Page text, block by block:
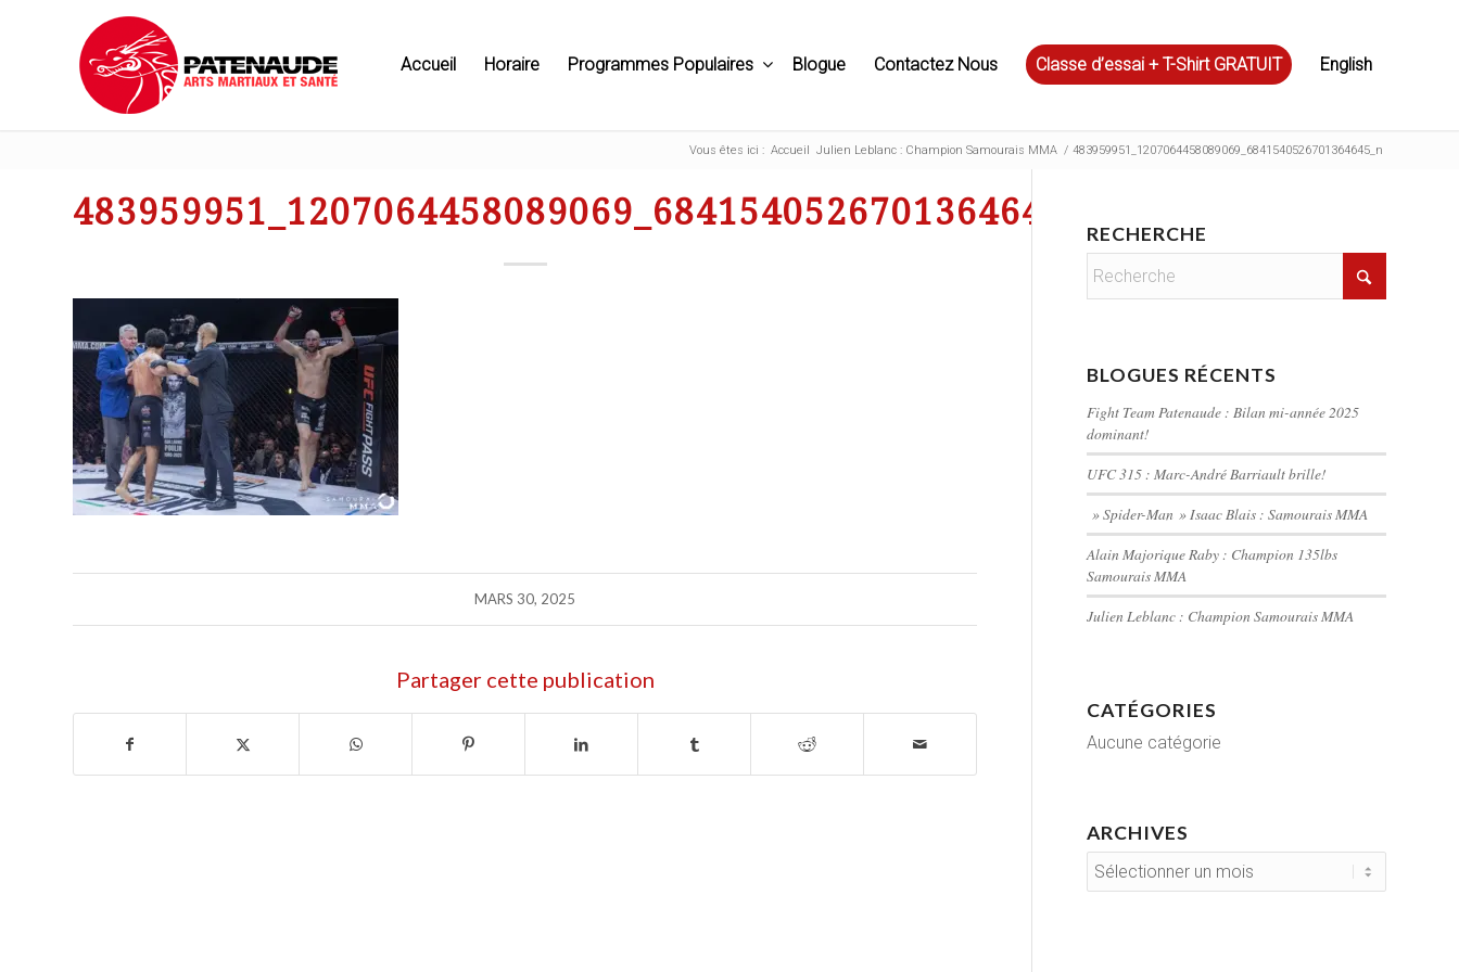
Accueil Horaire Programmes Populaires Blogue Contactez Nous Classe d’essai + T-Shirt GRATUIT English
Vous êtes ici : Accueil Julien Leblanc : Champion Samourais MMA / 483959951_1207064458089069_6841540526701364645_n
483959951_1207064458089069_6841540526701364645_n
MARS 30, 2025
Partager cette publication
RECHERCHE
BLOGUES RÉCENTS
Fight Team Patenaude : Bilan mi-année 2025
dominant!
UFC 315 : Marc-André Barriault brille!
» Spider-Man » Isaac Blais : Samourais MMA
Alain Majorique Raby : Champion 135lbs
Samourais MMA
Julien Leblanc : Champion Samourais MMA
CATÉGORIES
Aucune catégorie
ARCHIVES